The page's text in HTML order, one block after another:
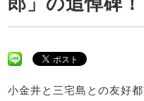
小金井と三宅島との友好